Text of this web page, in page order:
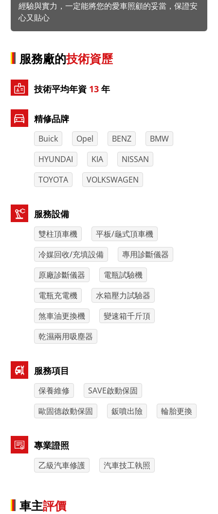
經驗與實力，一定能將您的愛車照顧的妥當，保證安
心又貼心
服務廠的技術資歷
技術平均年資 13 年
精修品牌
Buick Opel BENZ
BMW
HYUNDAI
KIA
NISSAN
TOYOTA
VOLKSWAGEN
服務設備
雙柱頂車機
平板/龜式頂車機
冷媒回收/充填設備
專用診斷儀器
原廠診斷儀器
電瓶試驗機
電瓶充電機
水箱壓力試驗器
煞車油更換機
變速箱千斤頂
乾濕兩用吸塵器
服務項目
保養維修
SAVE啟動保固
歐固德啟動保固
鈑噴出險 輪胎更換
專業證照
乙級汽車修護 汽車技工執照
車主評價